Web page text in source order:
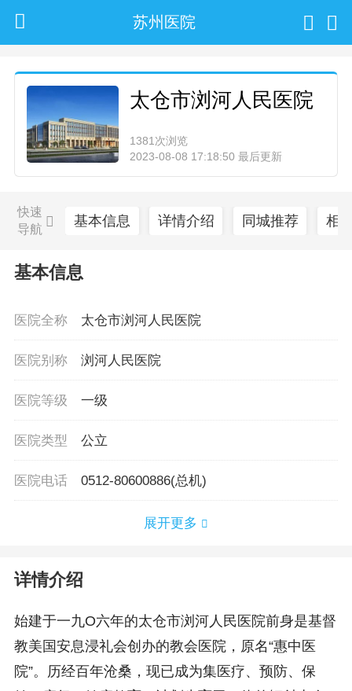
苏州医院
太仓市浏河人民医院
1381次浏览
2023-08-08 17:18:50 最后更新
快速
导航
基本信息 详情介绍 同城推荐 相
基本信息
医院全称 太仓市浏河人民医院
医院别称 浏河人民医院
医院等级 一级
医院类型 公立
医院电话 0512-80600886(总机)
展开更多
详情介绍
始建于一九O六年的太仓市浏河人民医院前身是基督
教美国安息浸礼会创办的教会医院，原名“惠中医
院”。历经百年沧桑，现已成为集医疗、预防、保